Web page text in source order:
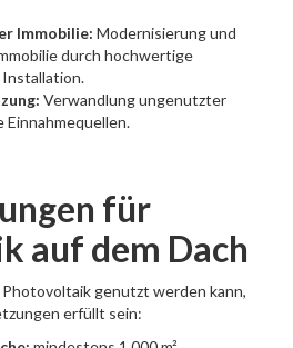
Immobilie: Modernisierung und
durch hochwertige
Installation.
Verwandlung ungenutzter
Einnahmequellen.
für
auf dem Dach
genutzt werden kann,
erfüllt sein: